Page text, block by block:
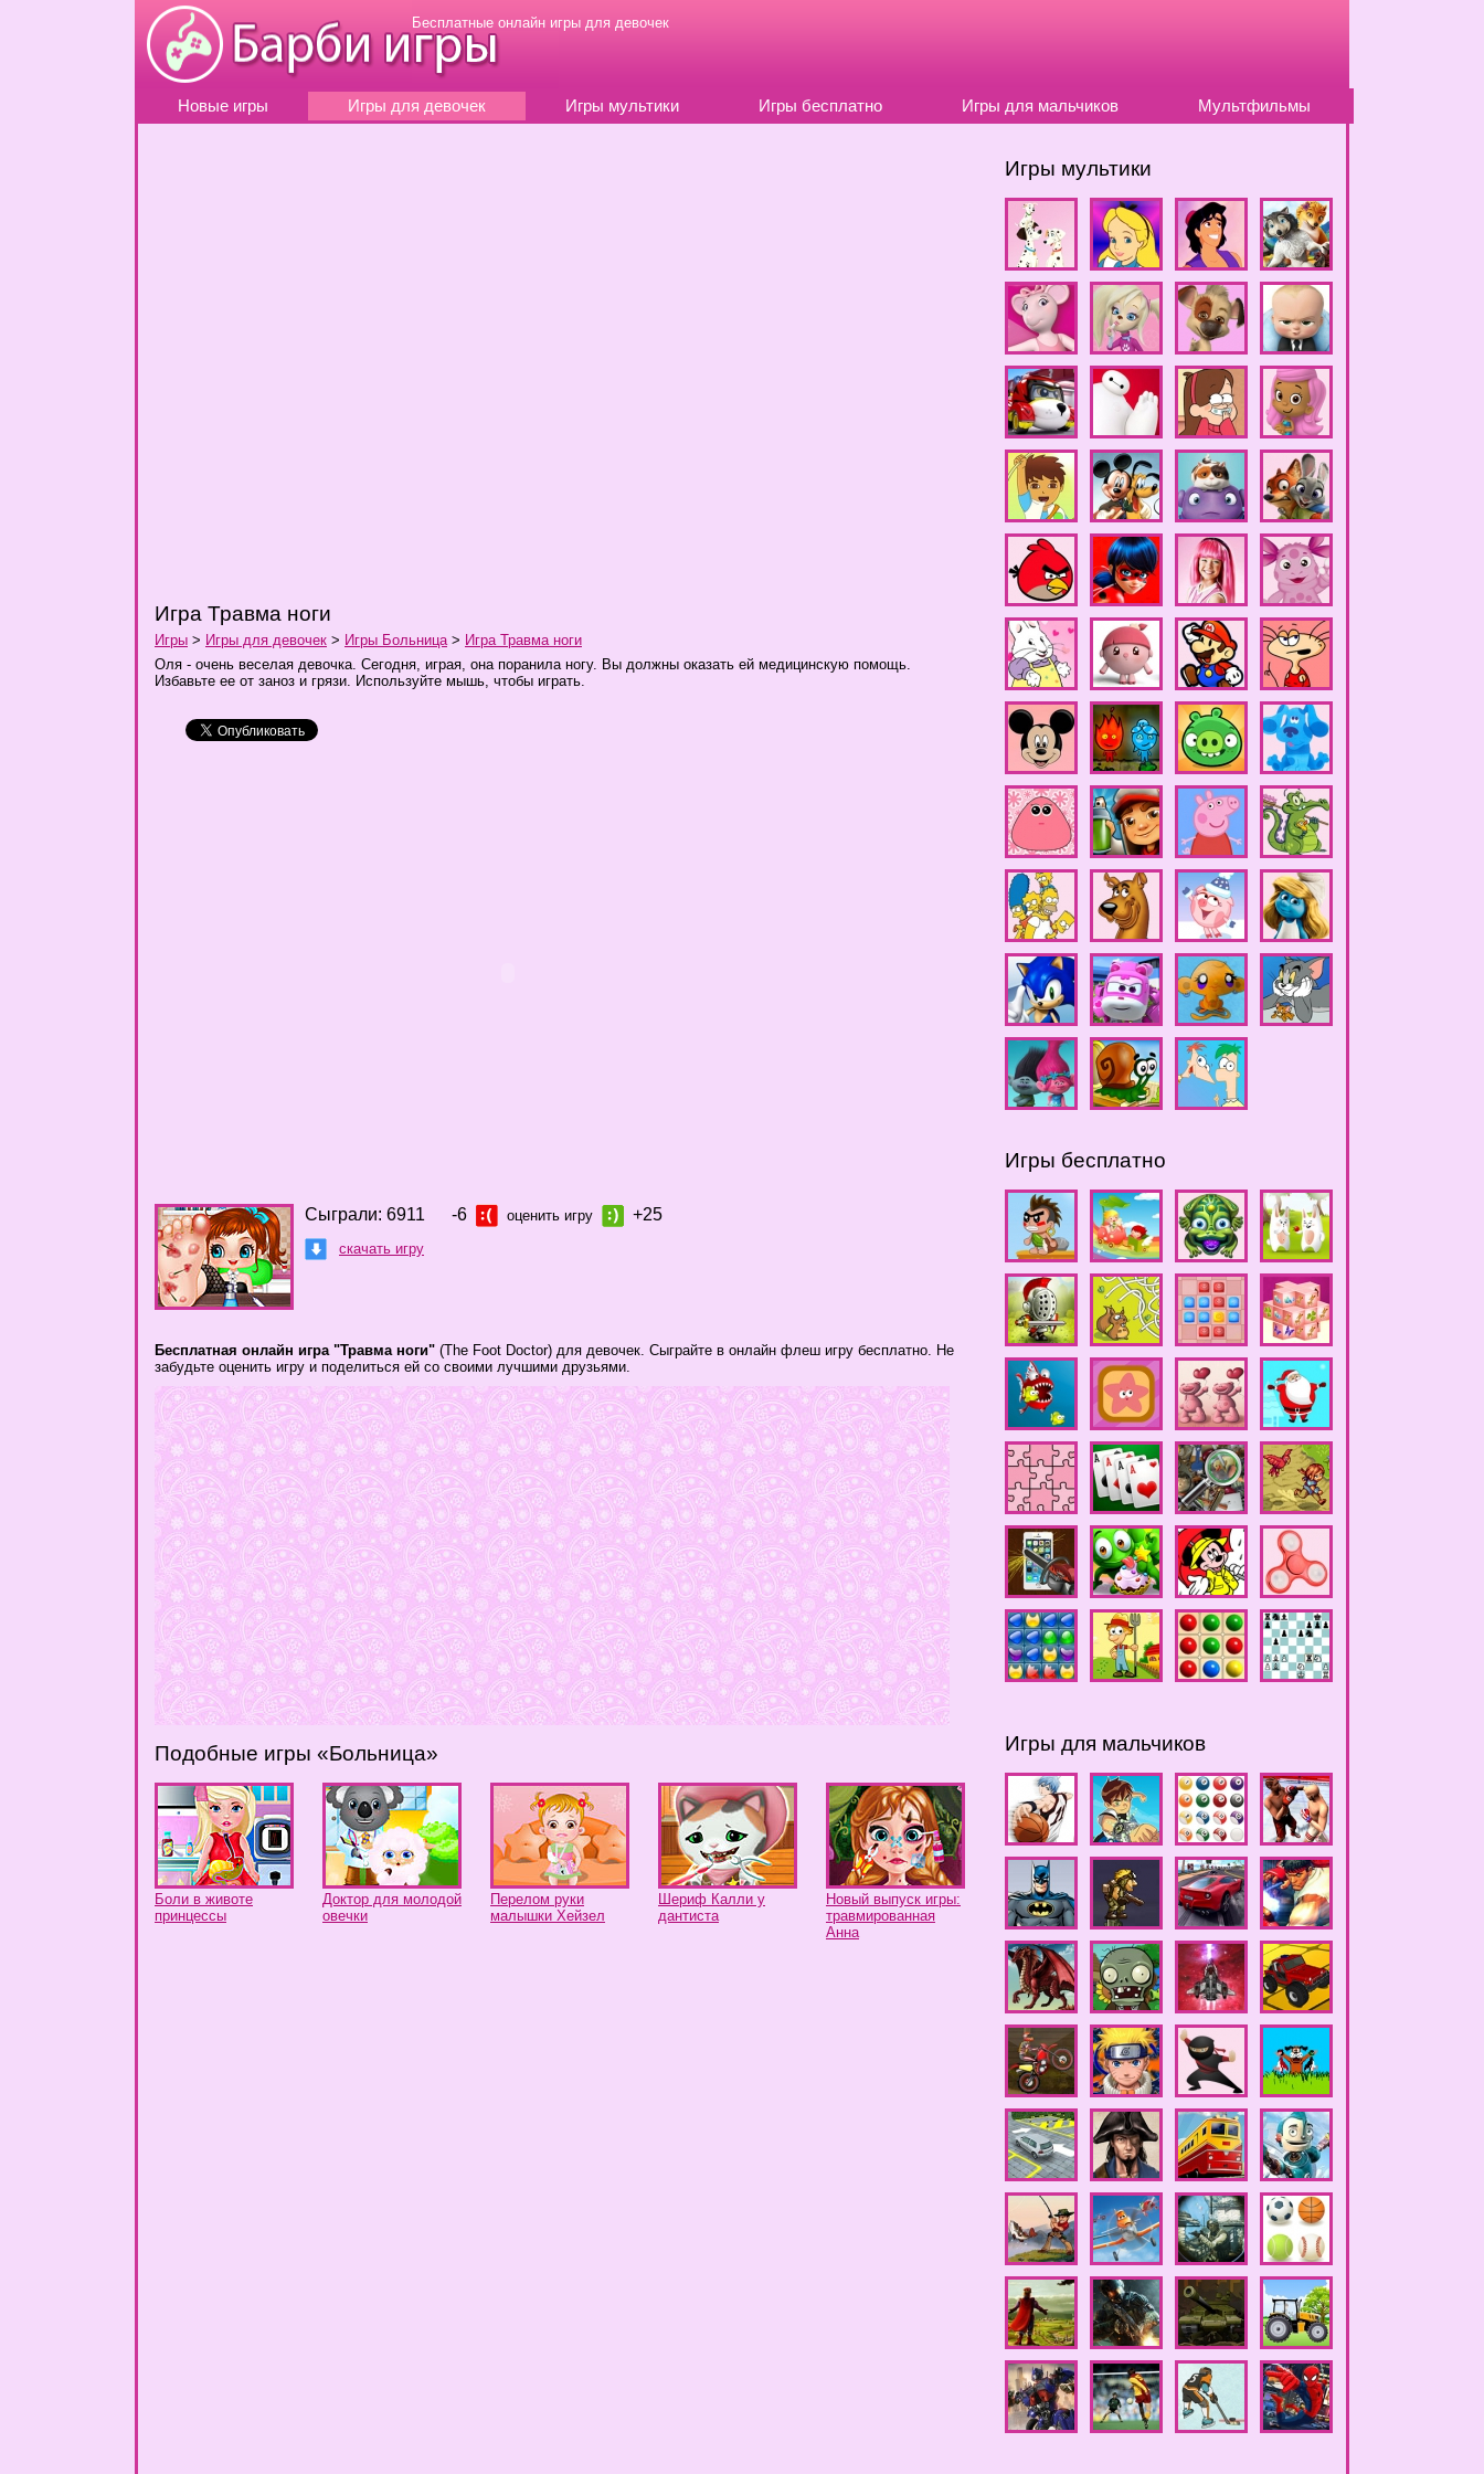
Бесплатные онлайн игры для девочек
Новые игры Игры для девочек Игры мультики Игры бесплатно Игры для мальчиков Мультфильмы
Игра Травма ноги
Игры > Игры для девочек > Игры Больница> Игра Травма ноги
Оля - очень веселая девочка. Сегодня, играя, она поранила ногу. Вы должны оказать ей медицинскую помощь.
Избавьте ее от заноз и грязи. Используйте мышь, чтобы играть.
Сыграли: 6911 -6 оценить игру +25
скачать игру
Бесплатная онлайн игра "Травма ноги" (The Foot Doctor) для девочек. Сыграйте в онлайн флеш игру бесплатно. Не
забудьте оценить игру и поделиться ей со своими лучшими друзьями.
Подобные игры «Больница»
Боли в животе
принцессы
Доктор для молодой
овечки
Перелом руки
малышки Хейзел
Шериф Калли у
дантиста
Новый выпуск игры:
травмированная
Анна
Игры мультики
Игры бесплатно
Игры для мальчиков